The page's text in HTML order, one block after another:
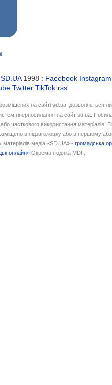
SD.UA1998 : Facebook Instagram
Twitter TikTok rss
на сайті sd.ua, дозволяється
гіперпосилання на сайт sd.ua.
часткового використання матеріалів.
в підзаголовку або в першому
медіа «SD.UA» -громадська
онлайн» Окрема подяка MDF.